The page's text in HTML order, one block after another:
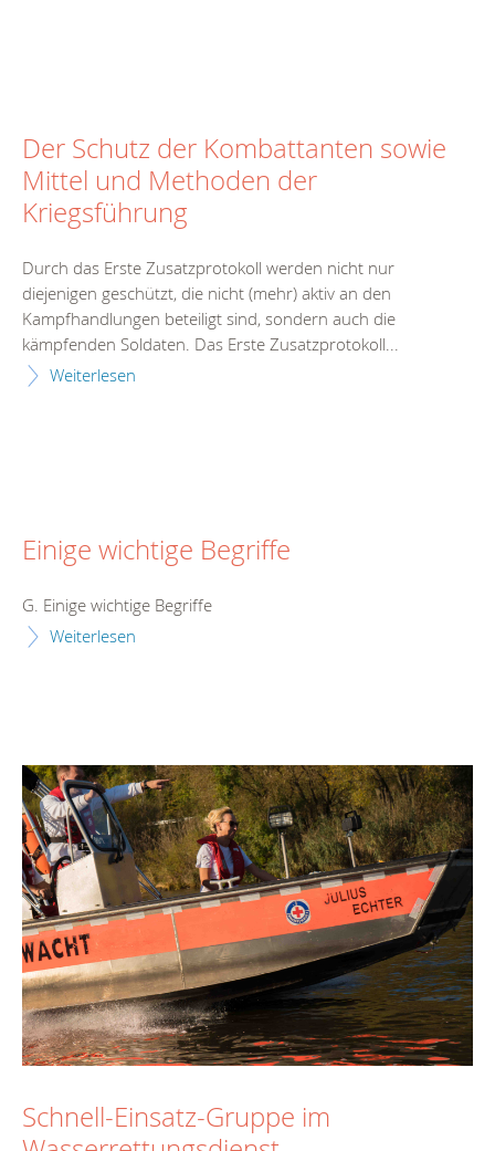
Der Schutz der Kombattanten sowie
Mittel und Methoden der
Kriegsführung
Durch das Erste Zusatzprotokoll werden nicht nur
diejenigen geschützt, die nicht (mehr) aktiv an den
Kampfhandlungen beteiligt sind, sondern auch die
kämpfenden Soldaten. Das Erste Zusatzprotokoll...
Weiterlesen
Einige wichtige Begriffe
G. Einige wichtige Begriffe
Weiterlesen
Schnell-Einsatz-Gruppe im